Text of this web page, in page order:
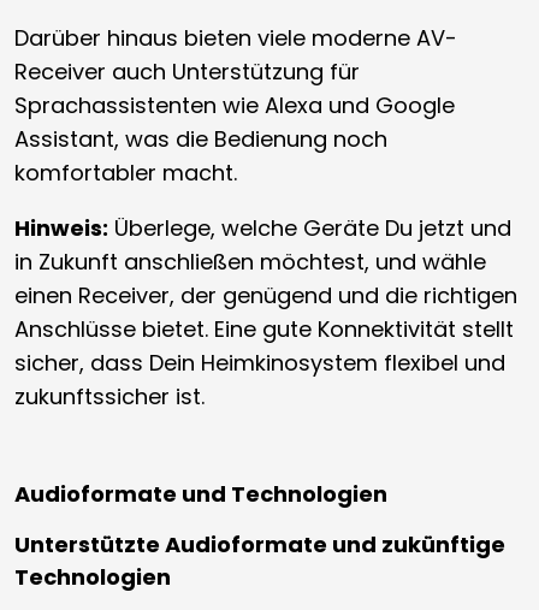
Darüber hinaus bieten viele moderne AV-
Receiver auch Unterstützung für
Sprachassistenten wie Alexa und Google
Assistant, was die Bedienung noch
komfortabler macht.
Hinweis: Überlege, welche Geräte Du jetzt und
in Zukunft anschließen möchtest, und wähle
einen Receiver, der genügend und die richtigen
Anschlüsse bietet. Eine gute Konnektivität stellt
sicher, dass Dein Heimkinosystem flexibel und
zukunftssicher ist.
Audioformate und Technologien
Unterstützte Audioformate und zukünftige
Technologien